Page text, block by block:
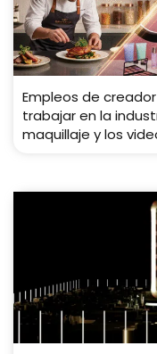
Empleos de
trabajar en la
maquillaje y los